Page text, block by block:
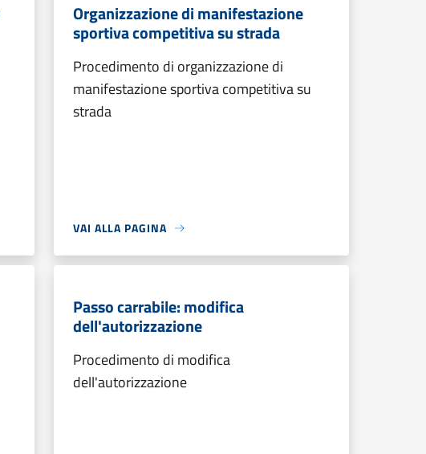
Organizzazione di manifestazione
sportiva competitiva su strada
Procedimento di organizzazione di
manifestazione sportiva competitiva su
strada
VAI ALLA PAGINA
Passo carrabile: modifica
dell'autorizzazione
Procedimento di modifica
dell'autorizzazione